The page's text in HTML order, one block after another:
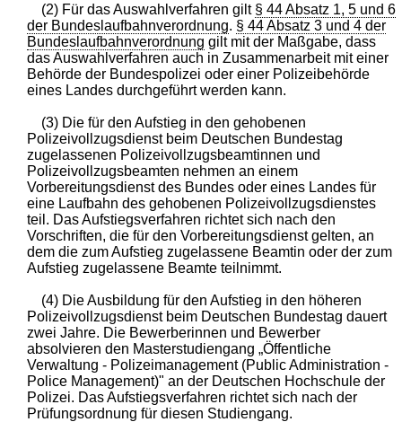
(2) Für das Auswahlverfahren gilt § 44 Absatz 1, 5 und 6
der Bundeslaufbahnverordnung. § 44 Absatz 3 und 4 der
Bundeslaufbahnverordnung gilt mit der Maßgabe, dass
das Auswahlverfahren auch in Zusammenarbeit mit einer
Behörde der Bundespolizei oder einer Polizeibehörde
eines Landes durchgeführt werden kann.
(3) Die für den Aufstieg in den gehobenen
Polizeivollzugsdienst beim Deutschen Bundestag
zugelassenen Polizeivollzugsbeamtinnen und
Polizeivollzugsbeamten nehmen an einem
Vorbereitungsdienst des Bundes oder eines Landes für
eine Laufbahn des gehobenen Polizeivollzugsdienstes
teil. Das Aufstiegsverfahren richtet sich nach den
Vorschriften, die für den Vorbereitungsdienst gelten, an
dem die zum Aufstieg zugelassene Beamtin oder der zum
Aufstieg zugelassene Beamte teilnimmt.
(4) Die Ausbildung für den Aufstieg in den höheren
Polizeivollzugsdienst beim Deutschen Bundestag dauert
zwei Jahre. Die Bewerberinnen und Bewerber
absolvieren den Masterstudiengang „Öffentliche
Verwaltung - Polizeimanagement (Public Administration -
Police Management)" an der Deutschen Hochschule der
Polizei. Das Aufstiegsverfahren richtet sich nach der
Prüfungsordnung für diesen Studiengang.